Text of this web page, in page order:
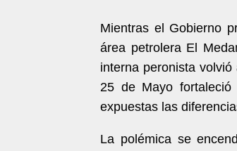
Mientras el Gobierno
área petrolera El
interna peronista
25 de Mayo
expuestas las
La polémica se